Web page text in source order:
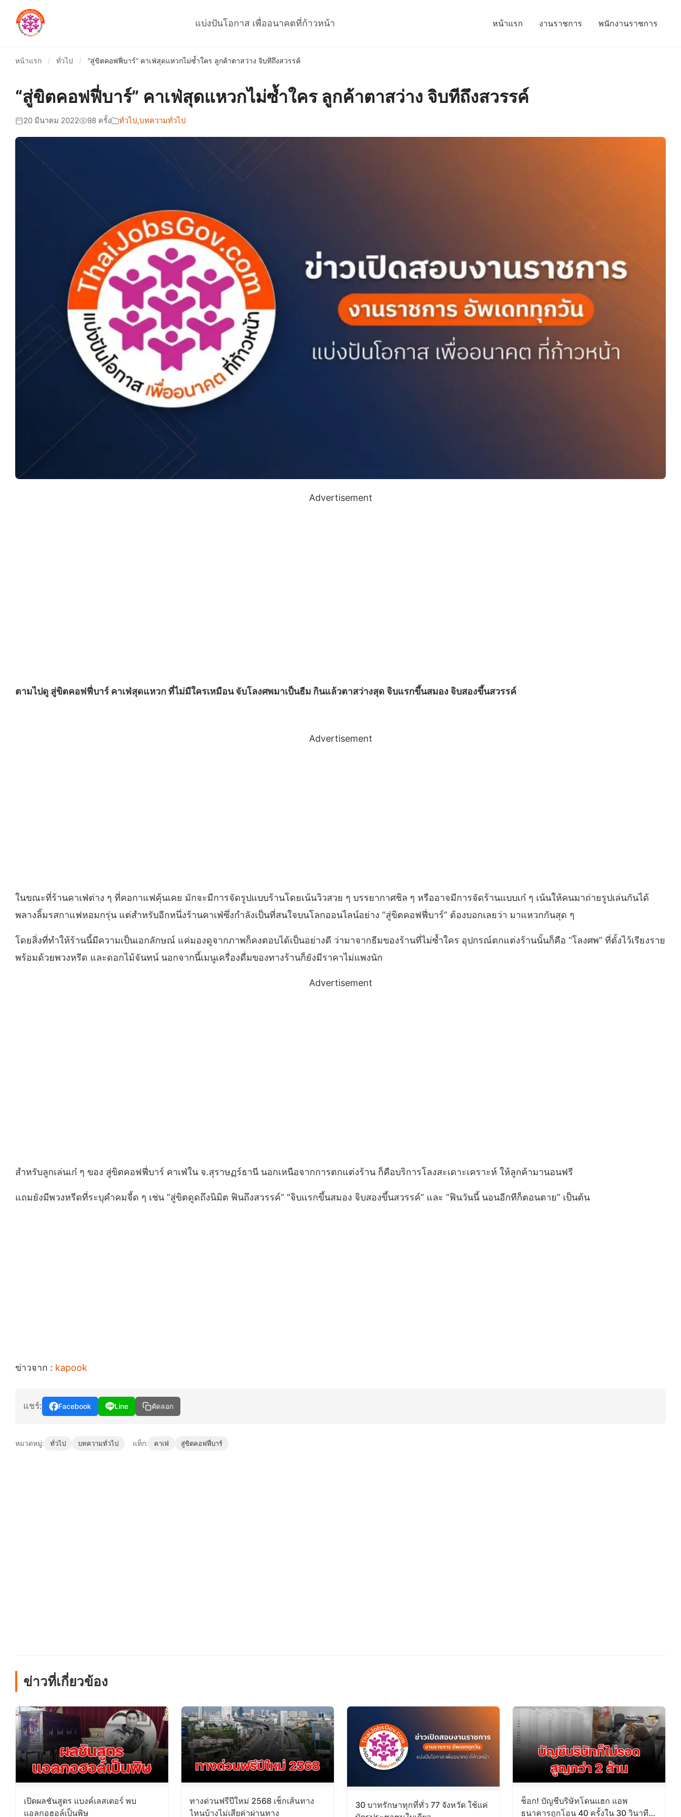
แบ่งปันโอกาส เพื่ออนาคตที่ก้าวหน้า หน้าแรก งานราชการ พนักงานราชการ
หน้าแรก / ทั่วไป / “สู่ขิตคอฟฟี่บาร์” คาเฟ่สุดแหวกไม่ซ้ำใคร ลูกค้าตาสว่าง จิบทีถึงสวรรค์
“สู่ขิตคอฟฟี่บาร์” คาเฟ่สุดแหวกไม่ซ้ำใคร ลูกค้าตาสว่าง จิบทีถึงสวรรค์
20 มีนาคม 2022 98 ครั้ง ทั่วไป,บทความทั่วไป
Advertisement
ตามไปดู สู่ขิตคอฟฟี่บาร์ คาเฟ่สุดแหวก ที่ไม่มีใครเหมือน จับโลงศพมาเป็นธีม กินแล้วตาสว่างสุด จิบแรกขึ้นสมอง จิบสองขึ้นสวรรค์
Advertisement
ในขณะที่ร้านคาเฟ่ต่าง ๆ ที่คอกาแฟคุ้นเคย มักจะมีการจัดรูปแบบร้านโดยเน้นวิวสวย ๆ บรรยากาศชิล ๆ หรืออาจมีการจัดร้านแบบเก๋ ๆ เน้นให้คนมาถ่ายรูปเล่นกันได้
พลางลิ้มรสกาแฟหอมกรุ่น แต่สำหรับอีกหนึ่งร้านคาเฟ่ซึ่งกำลังเป็นที่สนใจบนโลกออนไลน์อย่าง “สู่ขิตคอฟฟี่บาร์” ต้องบอกเลยว่า มาแหวกกันสุด ๆ
โดยสิ่งที่ทำให้ร้านนี้มีความเป็นเอกลักษณ์ แค่มองดูจากภาพก็คงตอบได้เป็นอย่างดี ว่ามาจากธีมของร้านที่ไม่ซ้ำใคร อุปกรณ์ตกแต่งร้านนั้นก็คือ “โลงศพ” ที่ตั้งไว้เรียงราย
พร้อมด้วยพวงหรีด และดอกไม้จันทน์ นอกจากนี้เมนูเครื่องดื่มของทางร้านก็ยังมีราคาไม่แพงนัก
Advertisement
สำหรับลูกเล่นเก๋ ๆ ของ สู่ขิตคอฟฟี่บาร์ คาเฟ่ใน จ.สุราษฏร์ธานี นอกเหนือจากการตกแต่งร้าน ก็คือบริการโลงสะเดาะเคราะห์ ให้ลูกค้ามานอนฟรี
แถมยังมีพวงหรีดที่ระบุคำคมจี้ด ๆ เช่น “สู่ขิตดูดถึงนิมิต ฟินถึงสวรรค์” “จิบแรกขึ้นสมอง จิบสองขึ้นสวรรค์” และ “ฟินวันนี้ นอนอีกทีก็ตอนตาย” เป็นต้น
ข่าวจาก : kapook
แชร์: Facebook Line คัดลอก
หมวดหมู่: ทั่วไป บทความทั่วไป แท็ก: คาเฟ่ สู่ขิตคอฟฟี่บาร์
ข่าวที่เกี่ยวข้อง
เปิดผลชันสูตร แบงค์เลสเตอร์ พบ
แอลกอฮอล์เป็นพิษ
ทางด่วนฟรีปีใหม่ 2568 เช็กเส้นทาง
ไหนบ้างไม่เสียค่าผ่านทาง
30 บาทรักษาทุกที่ทั่ว 77 จังหวัด ใช้แค่
ช็อก! บัญชีบริษัทโดนแฮก แอพ
ธนาคารถูกโอน 40 ครั้งใน 30 วินาที